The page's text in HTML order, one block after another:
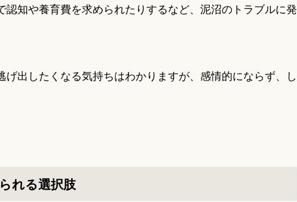
知や養育費を求められたりするなど、泥沼のトラブルに発
げ出したくなる気持ちはわかりますが、感情的にならず、し
れる選択肢